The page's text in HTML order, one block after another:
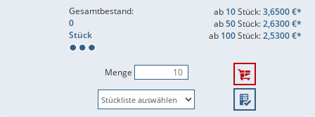
Gesamtbestand:
0
Stück
ab 10Stück:3,6500 €*
ab50Stück:2,6300 €*
ab 100Stück:2,5300 €*
Menge